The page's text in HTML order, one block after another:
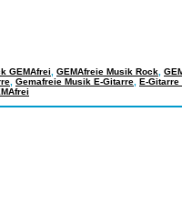
GEMAfrei GEMAfreie Musik Rock
Gemafreie Musik E-Gitarre E-Gitarre